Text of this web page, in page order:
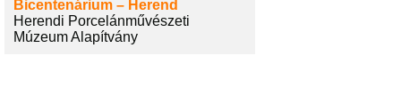
Bicentenárium – Herend
Herendi Porcelánművészeti
Múzeum Alapítvány